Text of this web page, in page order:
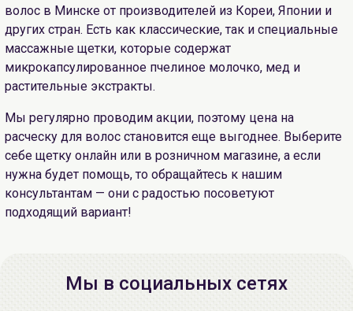
волос в Минске от производителей из Кореи, Японии и
других стран. Есть как классические, так и специальные
массажные щетки, которые содержат
микрокапсулированное пчелиное молочко, мед и
растительные экстракты.
Мы регулярно проводим акции, поэтому цена на
расческу для волос становится еще выгоднее. Выберите
себе щетку онлайн или в розничном магазине, а если
нужна будет помощь, то обращайтесь к нашим
консультантам — они с радостью посоветуют
подходящий вариант!
Мы в социальных сетях